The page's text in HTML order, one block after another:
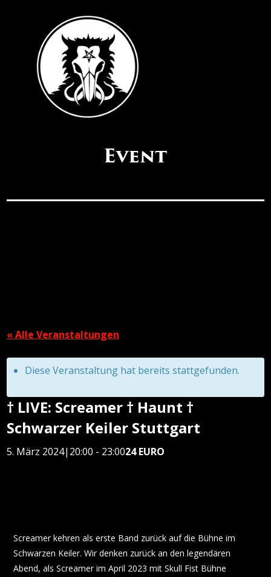
Event
« Alle Veranstaltungen
Diese Veranstaltung hat bereits stattgefunden.
† LIVE: Screamer † Haunt †
Schwarzer Keiler Stuttgart
5. März 2024|20:00 - 23:0024 EURO
Screamer kehren als erste Band zurück auf die Bühne im
Schwarzen Keiler. Wir denken zurück an den legendären
Abend, als Screamer im April 2023 mit Skull Fist Bühne